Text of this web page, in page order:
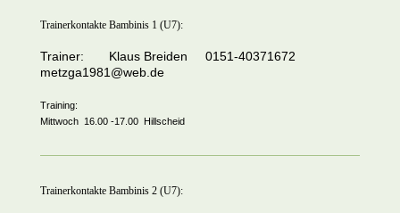
Trainerkontakte Bambinis 1 (U7):
Trainer: Klaus Breiden 0151-40371672
metzga1981@web.de
Training:
Mittwoch 16.00 -17.00 Hillscheid
Trainerkontakte Bambinis 2 (U7):